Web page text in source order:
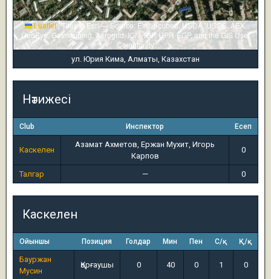
Leaflet |Tiles © Esri — Source: Esri, i-cubed, USDA, USGS, AEX,
GeoEye, Getmapping, Aerogrid, IGN, IGP, UPR-EGP, and the GIS User
Community
ул. Юрия Кима, Алматы, Казахстан
Нәтижесі
Club Инспектор Есеп
Каскелен
Азамат Ахметов, Ержан Мухит, Игорь
Карпов
0
Талгар — 0
Каскелен
Ойыншы Позиция Голдар Мин Пен С/қ Қ/қ
Бауржан
Мусин
Қорғаушы 0 40 0 1 0